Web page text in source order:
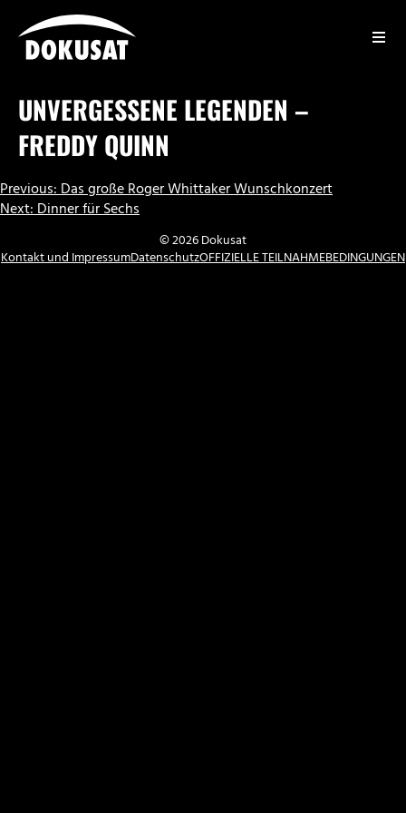
Inhalt
springen
UNVERGESSENE LEGENDEN –
FREDDY QUINN
BEITRAGSNAVIGATION
Previous:Das große Roger Whittaker Wunschkonzert
Next:Dinner für Sechs
© 2026 Dokusat
Kontakt und ImpressumDatenschutzOFFIZIELLE TEILNAHMEBEDINGUNGEN